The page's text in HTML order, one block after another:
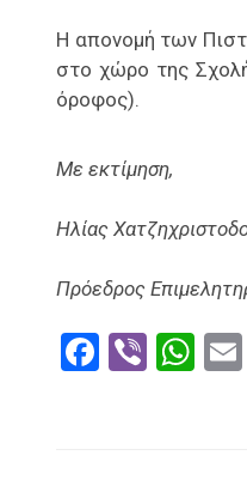
Η απονομή των
στο χώρο της
όροφος).
Με εκτίμηση,
Ηλίας
Πρόεδρος
Facebook
Viber